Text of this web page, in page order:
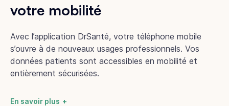
votre mobilité
Avec l’application DrSanté, votre téléphone mobile
s’ouvre à de nouveaux usages professionnels. Vos
données patients sont accessibles en mobilité et
entièrement sécurisées.
En savoir plus